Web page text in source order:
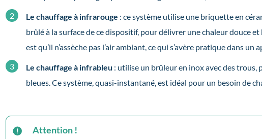
Le chauffage à infrarouge : ce système utilise une briquette en
brûlé à la surface de ce dispositif, pour délivrer une chaleur douce et
est qu’il n’assèche pas l’air ambiant, ce qui s’avère pratique dans un
Le chauffage à infrableu : utilise un brûleur en inox avec des trous,
bleues. Ce système, quasi-instantané, est idéal pour un besoin de
Attention !